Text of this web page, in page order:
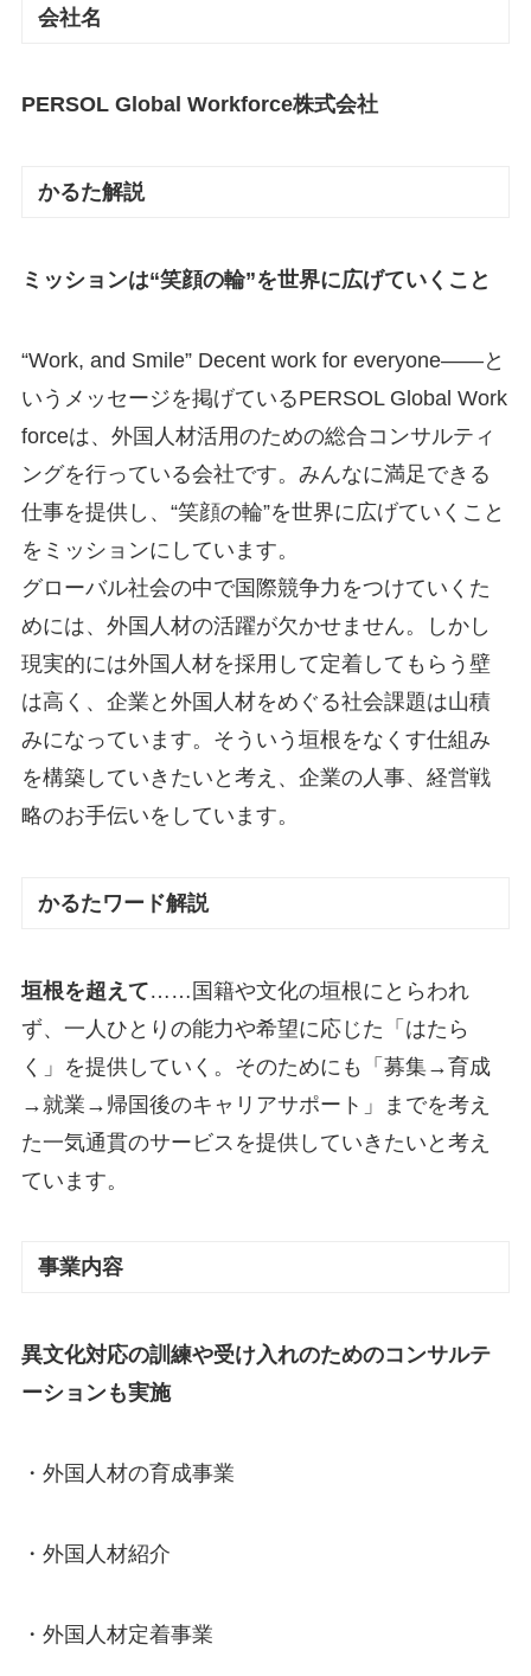
会社名
PERSOL Global Workforce株式会社
かるた解説
ミッションは“笑顔の輪”を世界に広げていくこと
“Work, and Smile” Decent work for everyone――と
いうメッセージを掲げているPERSOL Global Work
forceは、外国人材活用のための総合コンサルティ
ングを行っている会社です。みんなに満足できる
仕事を提供し、“笑顔の輪”を世界に広げていくこと
をミッションにしています。
グローバル社会の中で国際競争力をつけていくた
めには、外国人材の活躍が欠かせません。しかし
現実的には外国人材を採用して定着してもらう壁
は高く、企業と外国人材をめぐる社会課題は山積
みになっています。そういう垣根をなくす仕組み
を構築していきたいと考え、企業の人事、経営戦
略のお手伝いをしています。
かるたワード解説
垣根を超えて……国籍や文化の垣根にとらわれ
ず、一人ひとりの能力や希望に応じた「はたら
く」を提供していく。そのためにも「募集→育成
→就業→帰国後のキャリアサポート」までを考え
た一気通貫のサービスを提供していきたいと考え
ています。
事業内容
異文化対応の訓練や受け入れのためのコンサルテ
ーションも実施
・外国人材の育成事業
・外国人材紹介
・外国人材定着事業